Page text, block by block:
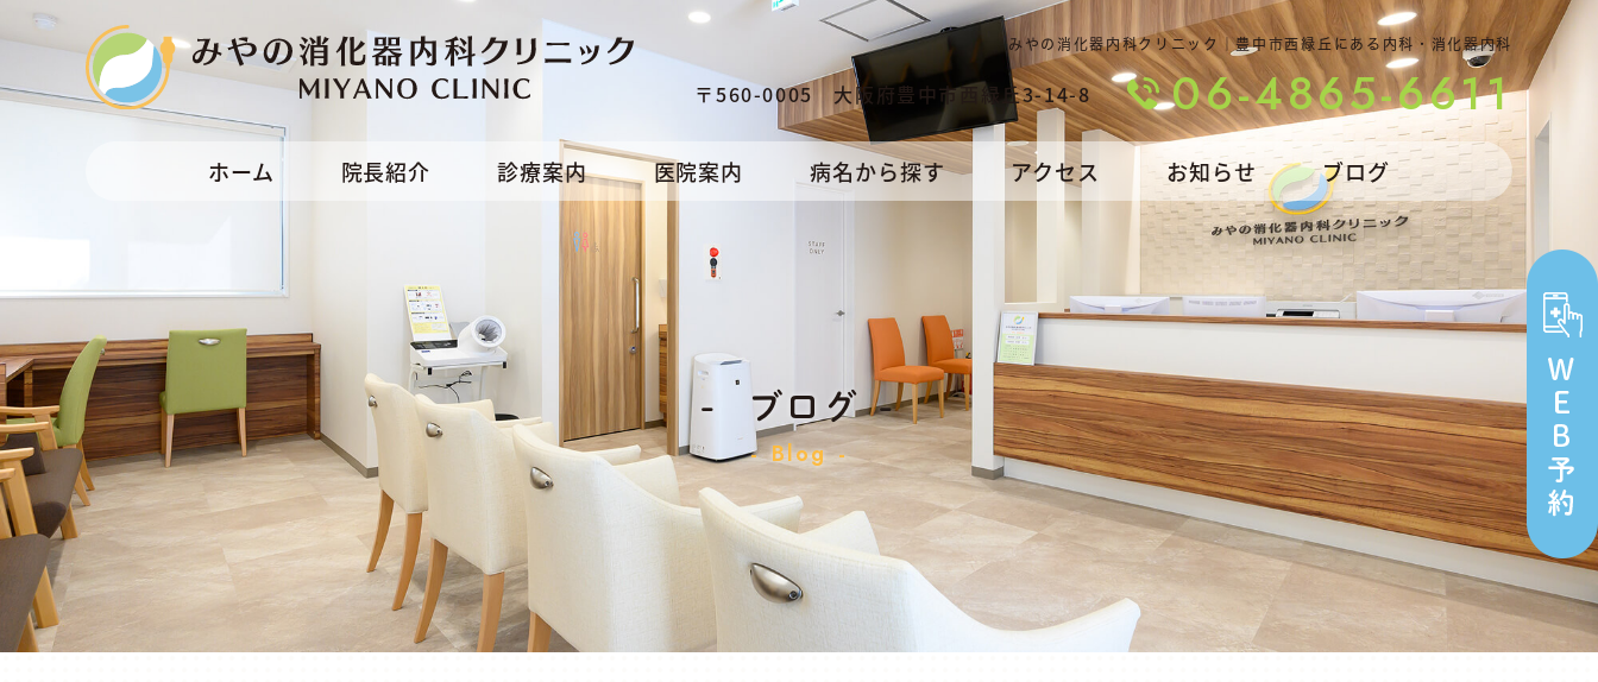
みやの消化器内科クリニック｜豊中市西緑丘にある内科・消化器内科
〒560-0005 大阪府豊中市西緑丘3-14-8 06-4865-6611
ホーム 院長紹介 診療案内 医院案内 病名から探す アクセス お知らせ ブログ
ブログ
Blog